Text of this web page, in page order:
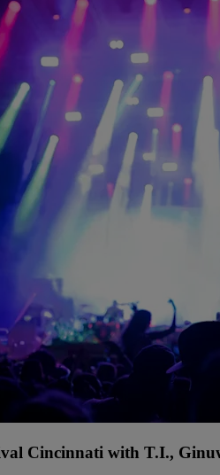
Cincinnati with T.I.,